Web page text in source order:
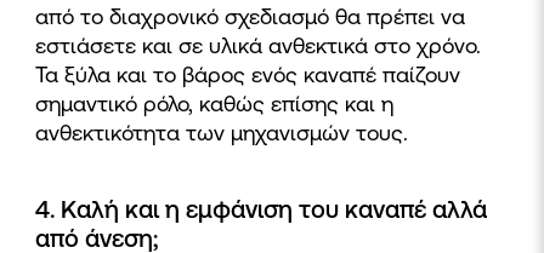
από το διαχρονικό σχεδιασμό θα πρέπει να
εστιάσετε και σε υλικά ανθεκτικά στο χρόνο.
Τα ξύλα και το βάρος ενός καναπέ παίζουν
σημαντικό ρόλο, καθώς επίσης και η
ανθεκτικότητα των μηχανισμών τους.
4. Καλή και η εμφάνιση του καναπέ αλλά
από άνεση;